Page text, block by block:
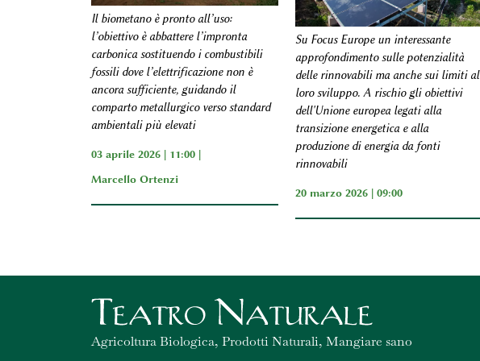
Il biometano è pronto all’uso:
l’obiettivo è abbattere l’impronta
carbonica sostituendo i combustibili
fossili dove l’elettrificazione non è
ancora sufficiente, guidando il
comparto metallurgico verso standard
ambientali più elevati
03 aprile 2026 | 11:00 |
Marcello Ortenzi
Su Focus Europe un interessante
approfondimento sulle potenzialità
delle rinnovabili ma anche sui limiti al
loro sviluppo. A rischio gli obiettivi
dell'Unione europea legati alla
transizione energetica e alla
produzione di energia da fonti
rinnovabili
20 marzo 2026 | 09:00
Agricoltura Biologica, Prodotti Naturali, Mangiare sano